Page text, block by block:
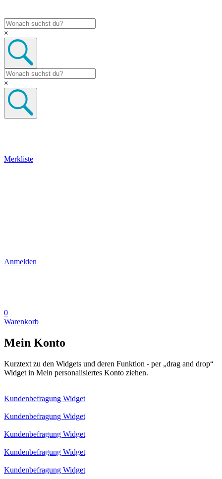
×
×
Merkliste
Anmelden
0
Warenkorb
Mein Konto
Kurztext zu den Widgets und deren Funktion - per „drag and drop“
Widget in Mein personalisiertes Konto ziehen.
Kundenbefragung Widget
Kundenbefragung Widget
Kundenbefragung Widget
Kundenbefragung Widget
Kundenbefragung Widget